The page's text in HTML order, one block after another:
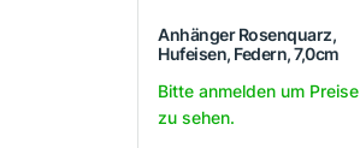
Anhänger Rosenquarz,
Hufeisen, Federn, 7,0cm
Bitte anmelden um Preise
zu sehen.